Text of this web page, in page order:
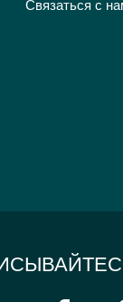
Связаться с